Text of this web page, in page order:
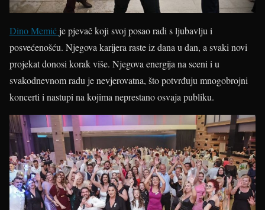
Dino Memićje pjevač koji svoj posao radi s ljubavlju i
posvećenošću. Njegova karijera raste iz dana u dan, a svaki novi
projekat donosi korak više. Njegova energija na sceni i u
svakodnevnom radu je nevjerovatna, što potvrđuju mnogobrojni
koncerti i nastupi na kojima neprestano osvaja publiku.